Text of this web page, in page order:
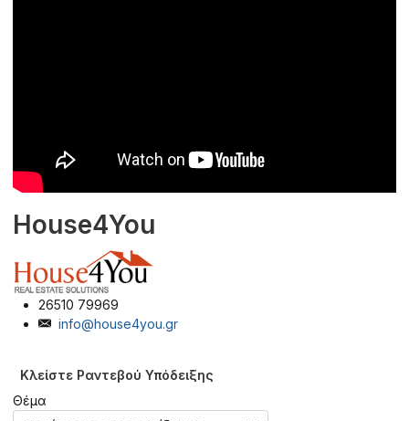
House4You
26510 79969
info@house4you.gr
Κλείστε Ραντεβού Υπόδειξης
Θέμα